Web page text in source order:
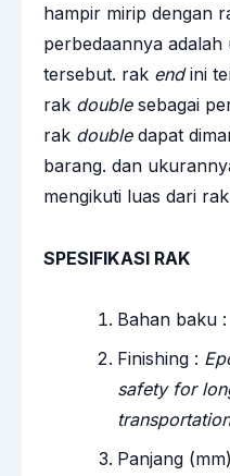
hampir mirip dengan
perbedaannya
tersebut. rak endini
rak doublesebagai
rak doubledapat
barang. dan
mengikuti luas dari
SPESIFIKASI RAK
Bahan baku :
Finishing :
safety for
Panjang